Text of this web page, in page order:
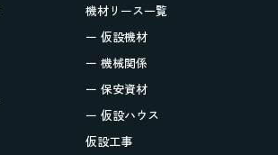
機材リース一覧
ー 仮設機材
ー 機械関係
ー 保安資材
ー 仮設ハウス
仮設工事